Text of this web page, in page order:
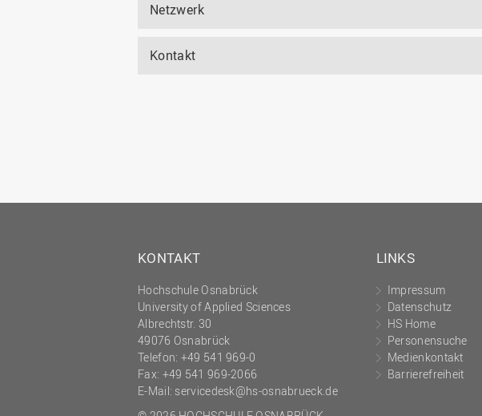
Netzwerk
Kontakt
KONTAKT
Hochschule Osnabrück
University of Applied Sciences
Albrechtstr. 30
49076 Osnabrück
Telefon: +49 541 969-0
Fax: +49 541 969-2066
E-Mail: servicedesk@hs-osnabrueck.de
LINKS
Impressum
Datenschutz
HS Home
Personensuche
Medienkontakt
Barrierefreiheit